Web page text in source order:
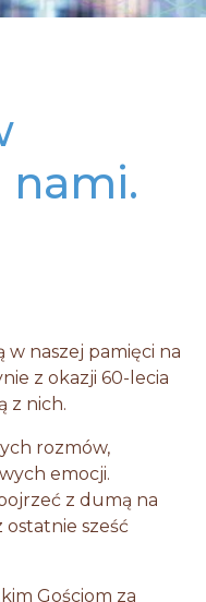
nami.
w naszej pamięci na
z okazji 60-lecia
z nich.
rozmów,
emocji.
z dumą na
sześć
Gościom za